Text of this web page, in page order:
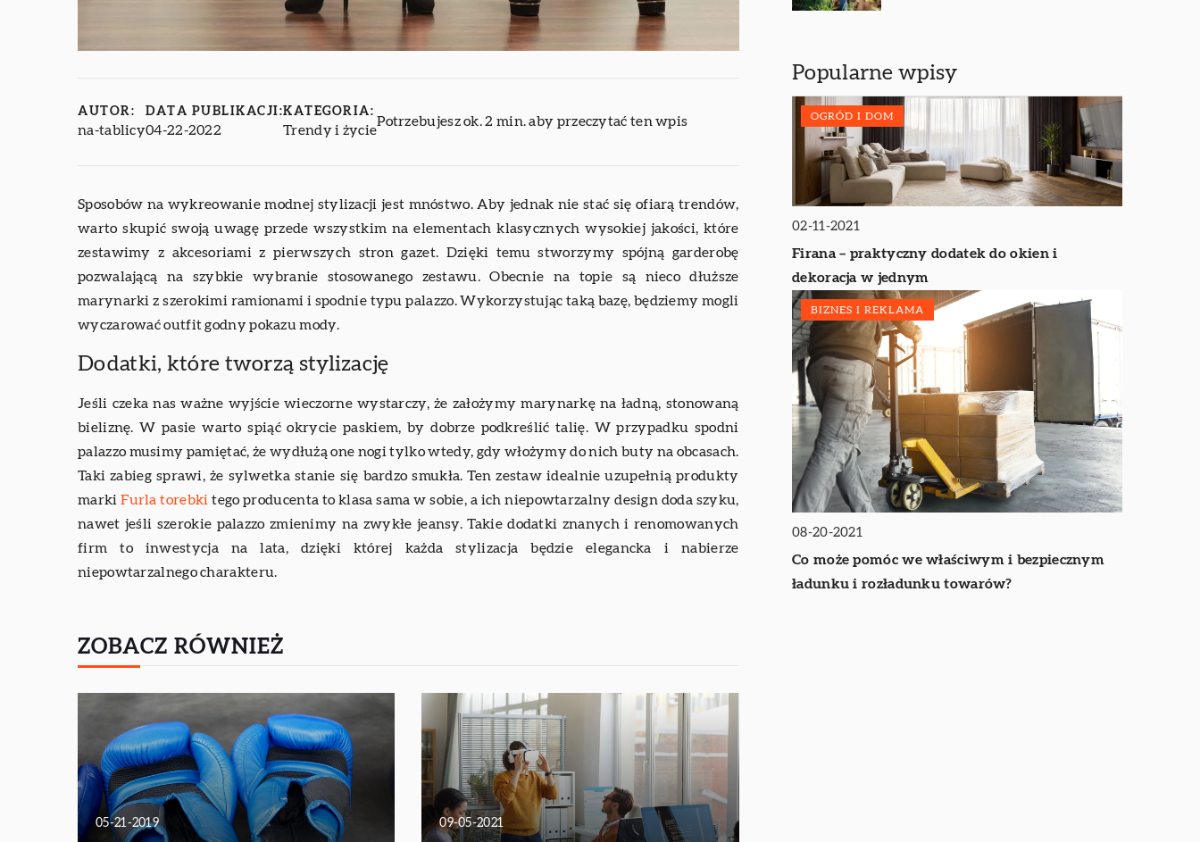
AUTOR:
na-tablicy
DATA PUBLIKACJI:
04-22-2022
KATEGORIA:
Trendy i życie
Potrzebujesz ok. 2 min. aby przeczytać ten wpis
Sposobów na wykreowanie modnej stylizacji jest mnóstwo. Aby jednak nie stać się ofiarą trendów,
warto skupić swoją uwagę przede wszystkim na elementach klasycznych wysokiej jakości, które
zestawimy z akcesoriami z pierwszych stron gazet. Dzięki temu stworzymy spójną garderobę
pozwalającą na szybkie wybranie stosowanego zestawu. Obecnie na topie są nieco dłuższe
marynarki z szerokimi ramionami i spodnie typu palazzo. Wykorzystując taką bazę, będziemy mogli
wyczarować outfit godny pokazu mody.
Dodatki, które tworzą stylizację
Jeśli czeka nas ważne wyjście wieczorne wystarczy, że założymy marynarkę na ładną, stonowaną
bieliznę. W pasie warto spiąć okrycie paskiem, by dobrze podkreślić talię. W przypadku spodni
palazzo musimy pamiętać, że wydłużą one nogi tylko wtedy, gdy włożymy do nich buty na obcasach.
Taki zabieg sprawi, że sylwetka stanie się bardzo smukła. Ten zestaw idealnie uzupełnią produkty
markiFurla torebki tego producenta to klasa sama w sobie, a ich niepowtarzalny design doda szyku,
nawet jeśli szerokie palazzo zmienimy na zwykłe jeansy. Takie dodatki znanych i renomowanych
firm to inwestycja na lata, dzięki której każda stylizacja będzie elegancka i nabierze
niepowtarzalnego charakteru.
ZOBACZ RÓWNIEŻ
05-21-2019 09-05-2021
Popularne wpisy
OGRÓD I DOM
02-11-2021
Firana – praktyczny dodatek do okien i
dekoracja w jednym
BIZNES I REKLAMA
08-20-2021
Co może pomóc we właściwym i bezpiecznym
ładunku i rozładunku towarów?